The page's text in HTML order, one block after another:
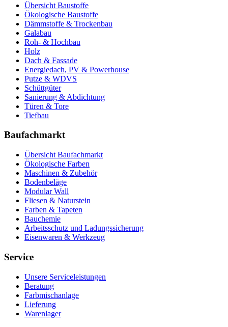
Übersicht Baustoffe
Ökologische Baustoffe
Dämmstoffe & Trockenbau
Galabau
Roh- & Hochbau
Holz
Dach & Fassade
Energiedach, PV & Powerhouse
Putze & WDVS
Schüttgüter
Sanierung & Abdichtung
Türen & Tore
Tiefbau
Baufachmarkt
Übersicht Baufachmarkt
Ökologische Farben
Maschinen & Zubehör
Bodenbeläge
Modular Wall
Fliesen & Naturstein
Farben & Tapeten
Bauchemie
Arbeitsschutz und Ladungssicherung
Eisenwaren & Werkzeug
Service
Unsere Serviceleistungen
Beratung
Farbmischanlage
Lieferung
Warenlager